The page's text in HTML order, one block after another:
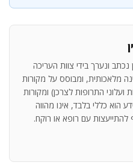
נכתב ונערך בידי צוות העריכה
מלאכותית, ומבוסס על מקורות
התרופות לצרכן) ומקורות
הוא כללי בלבד, אינו מהווה
להתייעצות עם רופא או רוקח.